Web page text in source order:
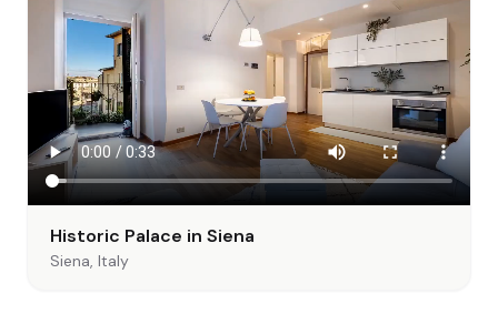
Historic Palace in Siena
Siena, Italy